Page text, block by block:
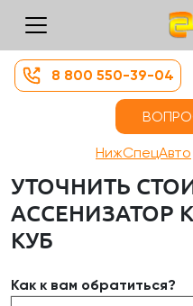
8 800 550-39-04
НижСпецАвто
УТОЧНИТЬ
АССЕНИЗАТОР
КУБ
Как к вам обратиться?